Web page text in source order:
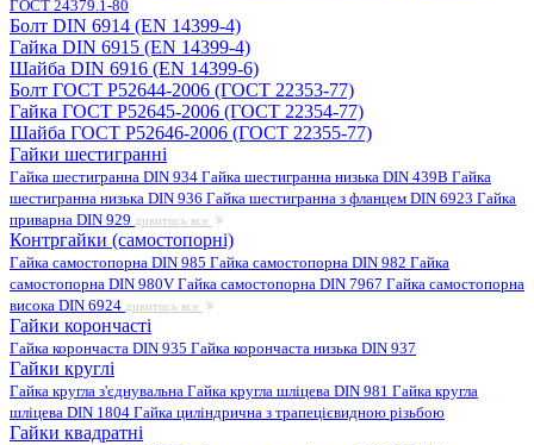
ГОСТ 24379.1-80
Болт DIN 6914 (EN 14399-4)
Гайка DIN 6915 (EN 14399-4)
Шайба DIN 6916 (EN 14399-6)
Болт ГОСТ Р52644-2006 (ГОСТ 22353-77)
Гайка ГОСТ Р52645-2006 (ГОСТ 22354-77)
Шайба ГОСТ Р52646-2006 (ГОСТ 22355-77)
Гайки шестигранні
Гайка шестигранна DIN 934 Гайка шестигранна низька DIN 439B Гайка
шестигранна низька DIN 936 Гайка шестигранна з фланцем DIN 6923 Гайка
приварна DIN 929 дивитись все
Контргайки (самостопорні)
Гайка самостопорна DIN 985 Гайка самостопорна DIN 982 Гайка
самостопорна DIN 980V Гайка самостопорна DIN 7967 Гайка самостопорна
висока DIN 6924 дивитись все
Гайки корончасті
Гайка корончаста DIN 935 Гайка корончаста низька DIN 937
Гайки круглі
Гайка кругла з'єднувальна Гайка кругла шліцева DIN 981 Гайка кругла
шліцева DIN 1804 Гайка циліндрична з трапецієвидною різьбою
Гайки квадратні